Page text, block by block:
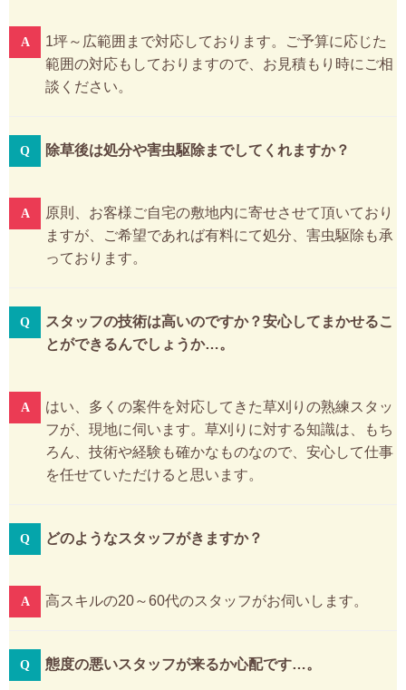
1坪～広範囲まで対応しております。ご予算に応じた
範囲の対応もしておりますので、お見積もり時にご相
談ください。
除草後は処分や害虫駆除までしてくれますか？
原則、お客様ご自宅の敷地内に寄せさせて頂いており
ますが、ご希望であれば有料にて処分、害虫駆除も承
っております。
スタッフの技術は高いのですか？安心してまかせるこ
とができるんでしょうか…。
はい、多くの案件を対応してきた草刈りの熟練スタッ
フが、現地に伺います。草刈りに対する知識は、もち
ろん、技術や経験も確かなものなので、安心して仕事
を任せていただけると思います。
どのようなスタッフがきますか？
高スキルの20～60代のスタッフがお伺いします。
態度の悪いスタッフが来るか心配です…。